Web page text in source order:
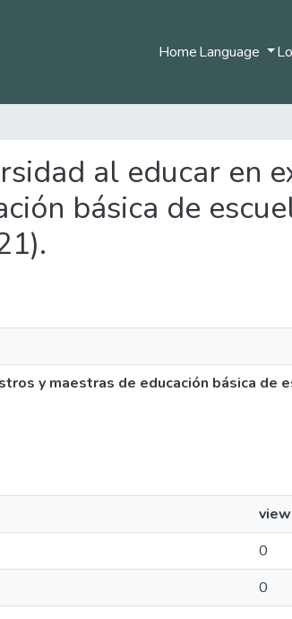
HomeLanguage
al educar en
básica de
y maestras de educación básica de
0
0